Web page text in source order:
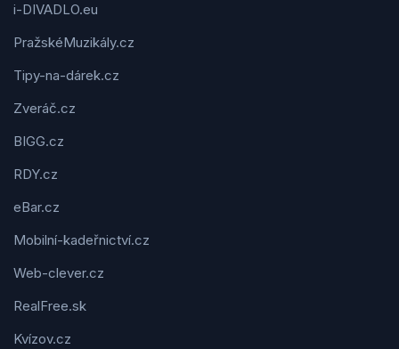
i-DIVADLO.eu
PražskéMuzikály.cz
Tipy-na-dárek.cz
Zveráč.cz
BIGG.cz
RDY.cz
eBar.cz
Mobilní-kadeřnictví.cz
Web-clever.cz
RealFree.sk
Kvízov.cz